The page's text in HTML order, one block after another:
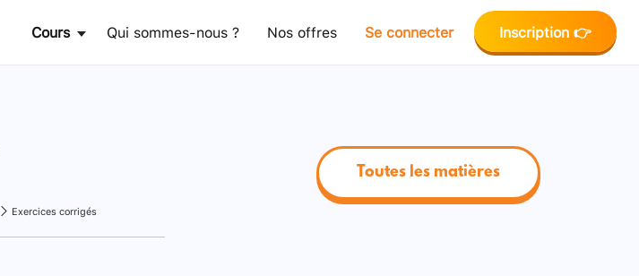
Cours Qui sommes-nous ? Nos offres Se connecter Inscription 👉
Exercices corrigés
Toutes les matières